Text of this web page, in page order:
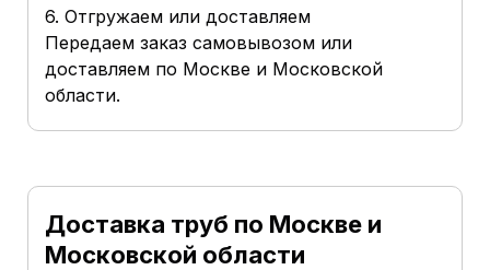
6. Отгружаем или доставляем
Передаем заказ самовывозом или
доставляем по Москве и Московской
области.
Доставка труб по Москве и
Московской области